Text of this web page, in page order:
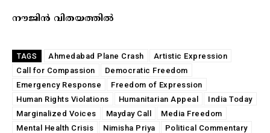
നൗജിൻ വിതയത്തിൽ
TAGS Ahmedabad Plane Crash
Artistic Expression
Call for Compassion
Democratic Freedom
Emergency Response
Freedom of Expression
Human Rights Violations
Humanitarian Appeal
India Today
Marginalized Voices
Mayday Call
Media Freedom
Mental Health Crisis
Nimisha Priya
Political Commentary